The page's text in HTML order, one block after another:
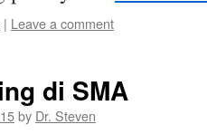
| Leave a comment
di SMA
by Dr. Steven